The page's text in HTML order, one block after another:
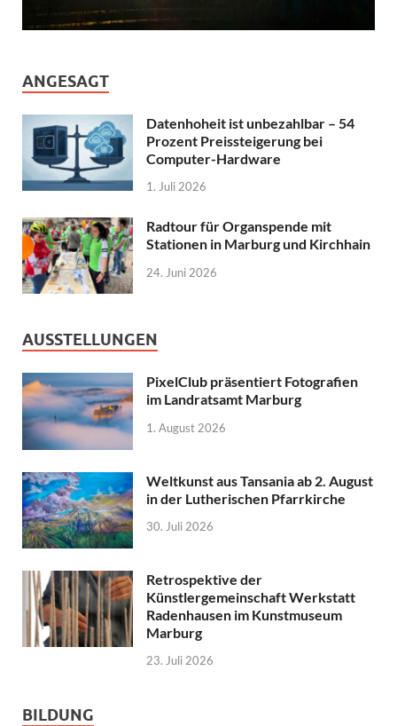
ANGESAGT
Datenhoheit ist unbezahlbar – 54
Prozent Preissteigerung bei
Computer-Hardware
1. Juli 2026
Radtour für Organspende mit
Stationen in Marburg und Kirchhain
24. Juni 2026
AUSSTELLUNGEN
PixelClub präsentiert Fotografien
im Landratsamt Marburg
1. August 2026
Weltkunst aus Tansania ab 2. August
in der Lutherischen Pfarrkirche
30. Juli 2026
Retrospektive der
Künstlergemeinschaft Werkstatt
Radenhausen im Kunstmuseum
Marburg
23. Juli 2026
BILDUNG